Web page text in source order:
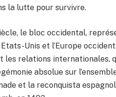
la lutte pour survivre.
le bloc occidental,
Unis et l’Europe
relations internationales,
absolue sur
et la reconquista